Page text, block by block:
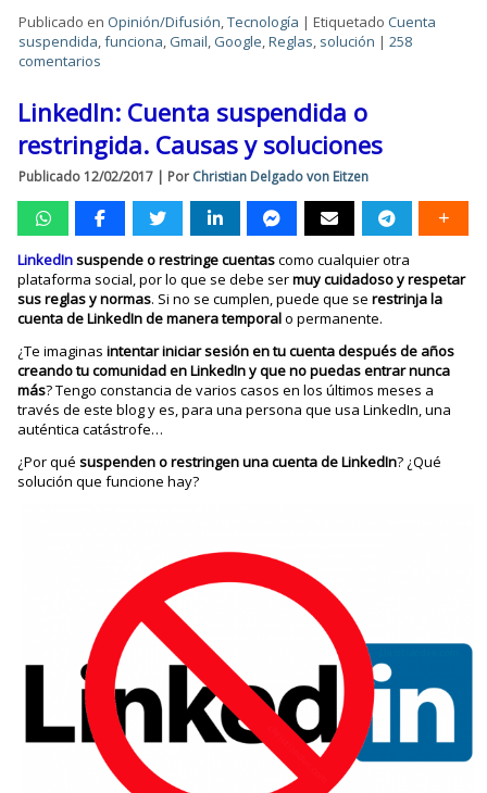
Publicado en Opinión/Difusión,Tecnología |Etiquetado Cuenta
suspendida,funciona, Gmail, Google,Reglas, solución |258
comentarios
LinkedIn: Cuenta suspendida o
restringida. Causas y soluciones
Publicado 12/02/2017 | Por Christian Delgado von Eitzen
LinkedInsuspende o restringe cuentascomo cualquier otra
plataforma social, por lo que se debe sermuy cuidadoso y respetar
sus reglas y normas. Si no se cumplen, puede que serestrinja la
cuenta de LinkedIn de manera temporalo permanente.
¿Te imaginasintentar iniciar sesión en tu cuenta después de años
creando tu comunidad en LinkedIn y que no puedas entrar nunca
más? Tengo constancia de varios casos en los últimos meses a
través de este blog y es, para una persona que usa LinkedIn, una
auténtica catástrofe…
¿Por quésuspenden o restringen una cuenta de LinkedIn? ¿Qué
solución que funcione hay?